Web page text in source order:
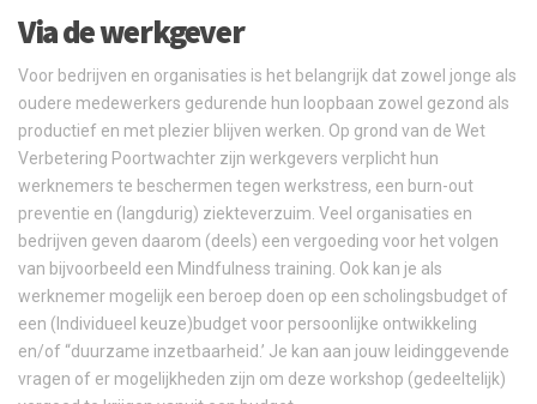
Via de werkgever
Voor bedrijven en organisaties is het belangrijk dat zowel jonge als
oudere medewerkers gedurende hun loopbaan zowel gezond als
productief en met plezier blijven werken. Op grond van de Wet
Verbetering Poortwachter zijn werkgevers verplicht hun
werknemers te beschermen tegen werkstress, een burn-out
preventie en (langdurig) ziekteverzuim. Veel organisaties en
bedrijven geven daarom (deels) een vergoeding voor het volgen
van bijvoorbeeld een Mindfulness training. Ook kan je als
werknemer mogelijk een beroep doen op een scholingsbudget of
een (Individueel keuze)budget voor persoonlijke ontwikkeling
en/of “duurzame inzetbaarheid.’ Je kan aan jouw leidinggevende
vragen of er mogelijkheden zijn om deze workshop (gedeeltelijk)